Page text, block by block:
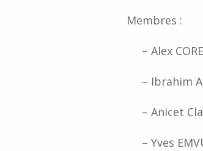
Membres :
– Alex
– Ibrahim
– Anicet
– Yves